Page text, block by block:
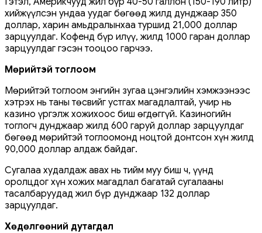
хийжүүлсэн ундаа уудаг бөгөөд жилд дунджаар 350
доллар, харин амьдралынхаа туршид 21,000 доллар
зарцуулдаг. Кофенд бүр илүү, жилд 1000 гаран доллар
зарцуулдаг гэсэн тооцоо гарчээ.
Мөрийтэй тоглоом
Мөрийтэй тоглоом энгийн зугаа цэнгэлийн хэмжээнээс
хэтрэх нь таны төсвийг устгах магадлалтай, учир нь
казино үргэлж хожихоос биш өгдөггүй. Казиногийн
тоглогч дунджаар жилд 600 гаруй доллар зарцуулдаг
бөгөөд мөрийтэй тоглоомонд ноцтой донтсон хүн жилд
90,000 доллар алдаж байдаг.
Сугалаа худалдаж авах нь тийм муу биш ч, үүнд
оролцдог хүн хожих магадлал багатай сугалааны
тасалбаруудад жил бүр дунджаар 132 доллар
зарцуулдаг.
Хөдөлгөөний дутагдал